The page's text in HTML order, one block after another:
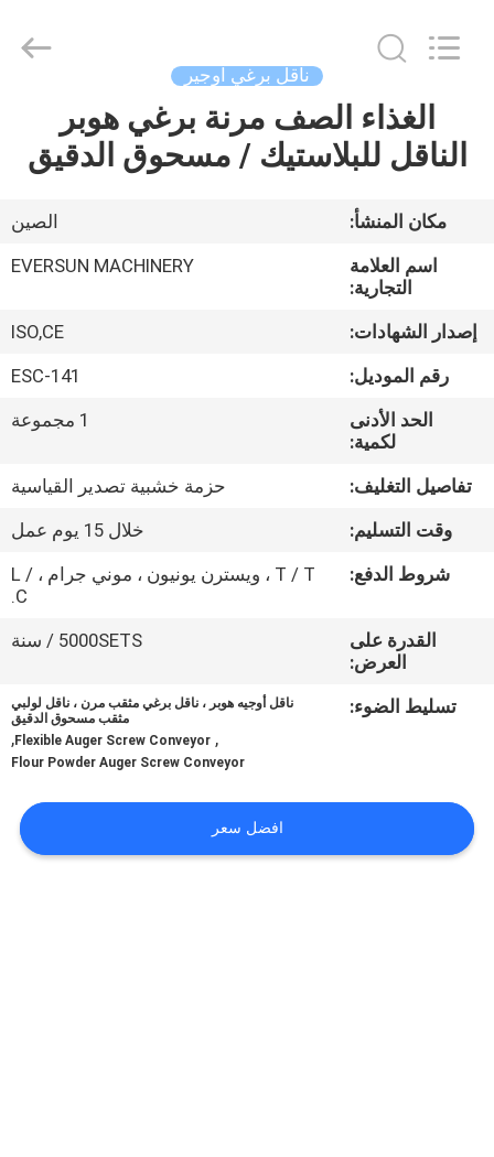
مسكن
عرض
الافتراضي
معلومات
المعمل
مراقبة
الجودة
بنا
ناقل برغي اوجير
الغذاء الصف مرنة برغي هوبر
الناقل للبلاستيك / مسحوق الدقيق
مكان المنشأ:
الصين
اسم العلامة
التجارية:
EVERSUN MACHINERY
إصدار الشهادات:
ISO,CE
رقم الموديل:
ESC-141
الحد الأدنى
لكمية:
1 مجموعة
تفاصيل التغليف:
حزمة خشبية تصدير القياسية
وقت التسليم:
خلال 15 يوم عمل
شروط الدفع:
T / T ، ويسترن يونيون ، موني جرام ، L /
C.
القدرة على
العرض:
5000SETS / سنة
تسليط الضوء:
ناقل أوجيه هوبر ، ناقل برغي مثقب مرن ، ناقل لولبي
مثقب مسحوق الدقيق
,
Flexible Auger Screw Conveyor
,
Flour Powder Auger Screw Conveyor
افضل سعر